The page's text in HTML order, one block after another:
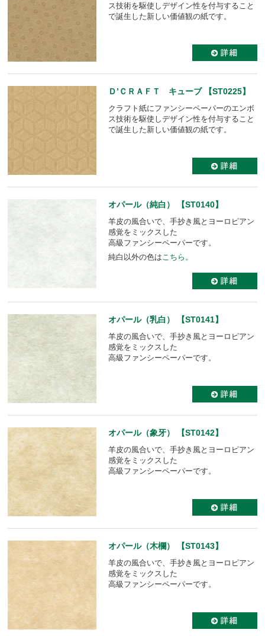
ス技術を駆使しデザイン性を付与すること
で誕生した新しい価値観の紙です。
Ｄ’ＣＲＡＦＴ キューブ 【ST0225】
クラフト紙にファンシーペーパーのエンボ
ス技術を駆使しデザイン性を付与すること
で誕生した新しい価値観の紙です。
オパール（純白） 【ST0140】
羊皮の風合いで、手抄き風とヨーロピアン
感覚をミックスした
高級ファンシーペーパーです。
純白以外の色は こちら。
オパール（乳白） 【ST0141】
羊皮の風合いで、手抄き風とヨーロピアン
感覚をミックスした
高級ファンシーペーパーです。
オパール（象牙） 【ST0142】
羊皮の風合いで、手抄き風とヨーロピアン
感覚をミックスした
高級ファンシーペーパーです。
オパール（木欄） 【ST0143】
羊皮の風合いで、手抄き風とヨーロピアン
感覚をミックスした
高級ファンシーペーパーです。